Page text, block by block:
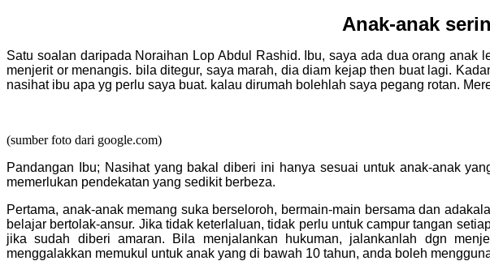
Anak-anak
Satu soalan daripada Noraihan Lop Abdul Rashid. Ibu, saya ada dua orang
menjerit or menangis. bila ditegur, saya marah, dia diam kejap then buat lagi.
nasihat ibu apa yg perlu saya buat. kalau dirumah bolehlah saya pegang rotan.
(sumber foto dari google.com)
Pandangan Ibu; Nasihat yang bakal diberi ini hanya sesuai untuk anak-anak
memerlukan pendekatan yang sedikit berbeza.
Pertama, anak-anak memang suka berseloroh, bermain-main bersama dan
belajar bertolak-ansur. Jika tidak keterlaluan, tidak perlu untuk campur tangan
jika sudah diberi amaran. Bila menjalankan hukuman, jalankanlah dgn
menggalakkan memukul untuk anak yang di bawah 10 tahun, anda boleh